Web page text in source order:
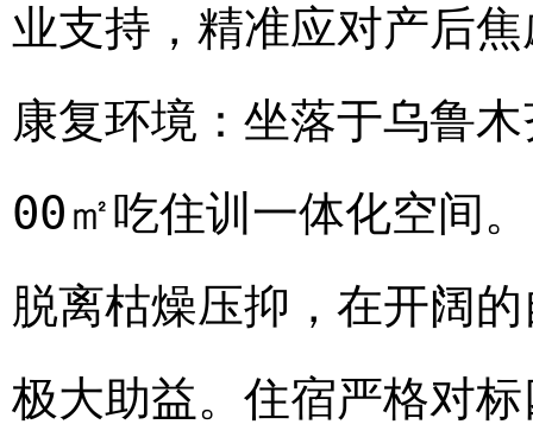
业支持，精准应对产后
康复环境：坐落于乌鲁
00㎡吃住训一体化空间
脱离枯燥压抑，在开阔
极大助益。住宿严格对